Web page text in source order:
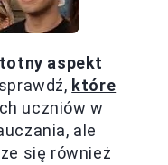
aspekt
które
uczniów w
ale
się również